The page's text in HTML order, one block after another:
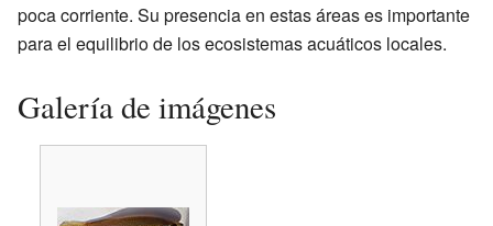
poca corriente. Su presencia en estas áreas es importante
para el equilibrio de los ecosistemas acuáticos locales.
Galería de imágenes